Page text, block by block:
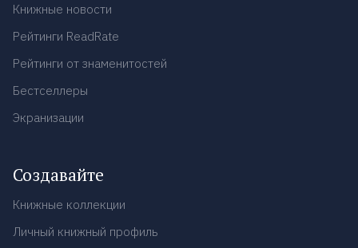
Книжные новости
Рейтинги ReadRate
Рейтинги от знаменитостей
Бестселлеры
Экранизации
Создавайте
Книжные коллекции
Личный книжный профиль